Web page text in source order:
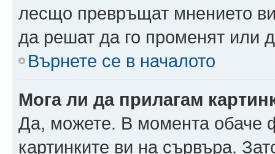
лесщо превръщат мнението
да решат да го променят или
Върнете се в началото
Мога ли да прилагам
Да, можете. В момента обаче
картинките ви на сървъра.